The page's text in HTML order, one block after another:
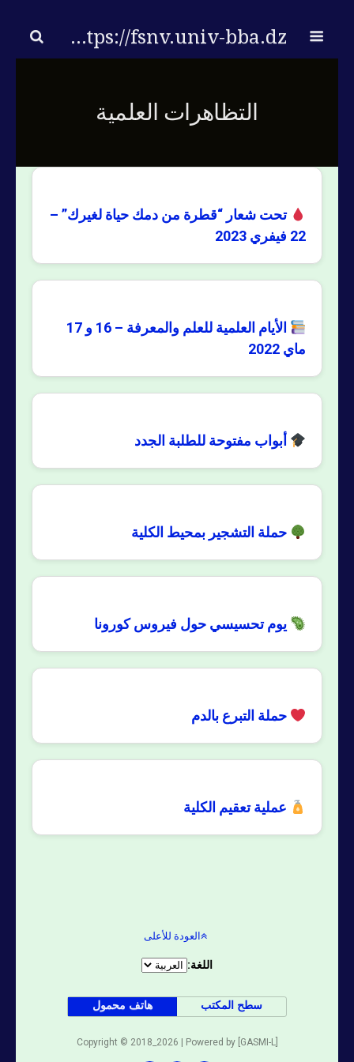
https://fsnv.univ-bba.dz/
التظاهرات العلمية
تحت شعار “قطرة من دمك حياة لغيرك” –
22 فيفري 2023
الأيام العلمية للعلم والمعرفة – 16 و 17
ماي 2022
أبواب مفتوحة للطلبة الجدد
حملة التشجير بمحيط الكلية
يوم تحسيسي حول فيروس كورونا
حملة التبرع بالدم
عملية تعقيم الكلية
العودة للأعلى
اللغة:
هاتف محمول سطح المكتب
Copyright © 2018_2026 | Powered by [GASMI-L]